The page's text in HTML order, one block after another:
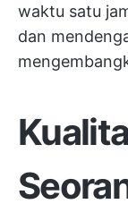
waktu satu
dan